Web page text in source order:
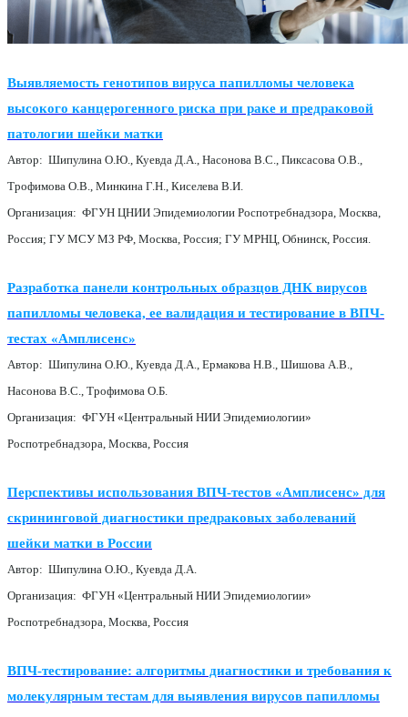
Выявляемость генотипов вируса папилломы человека
высокого канцерогенного риска при раке и предраковой
патологии шейки матки
Автор: Шипулина О.Ю., Куевда Д.А., Насонова В.С., Пиксасова О.В.,
Трофимова О.В., Минкина Г.Н., Киселева В.И.
Организация: ФГУН ЦНИИ Эпидемиологии Роспотребнадзора, Москва,
Россия; ГУ МСУ МЗ РФ, Москва, Россия; ГУ МРНЦ, Обнинск, Россия.
Разработка панели контрольных образцов ДНК вирусов
папилломы человека, ее валидация и тестирование в ВПЧ-
тестах «Амплисенс»
Автор: Шипулина О.Ю., Куевда Д.А., Ермакова Н.В., Шишова А.В.,
Насонова В.С., Трофимова О.Б.
Организация: ФГУН «Центральный НИИ Эпидемиологии»
Роспотребнадзора, Москва, Россия
Перспективы использования ВПЧ-тестов «Амплисенс» для
скрининговой диагностики предраковых заболеваний
шейки матки в России
Автор: Шипулина О.Ю., Куевда Д.А.
Организация: ФГУН «Центральный НИИ Эпидемиологии»
Роспотребнадзора, Москва, Россия
ВПЧ-тестирование: алгоритмы диагностики и требования к
молекулярным тестам для выявления вирусов папилломы